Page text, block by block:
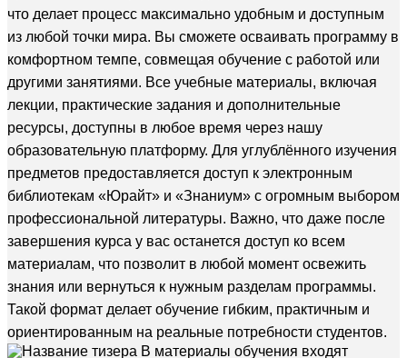
что делает процесс максимально удобным и доступным
из любой точки мира. Вы сможете осваивать программу в
комфортном темпе, совмещая обучение с работой или
другими занятиями. Все учебные материалы, включая
лекции, практические задания и дополнительные
ресурсы, доступны в любое время через нашу
образовательную платформу. Для углублённого изучения
предметов предоставляется доступ к электронным
библиотекам «Юрайт» и «Знаниум» с огромным выбором
профессиональной литературы. Важно, что даже после
завершения курса у вас останется доступ ко всем
материалам, что позволит в любой момент освежить
знания или вернуться к нужным разделам программы.
Такой формат делает обучение гибким, практичным и
ориентированным на реальные потребности студентов.
В материалы обучения входят